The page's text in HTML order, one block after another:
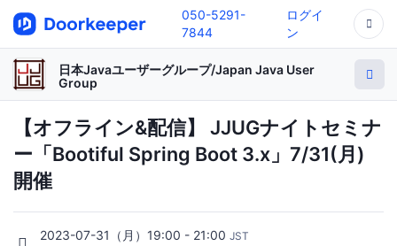
050-5291-
7844
ログイ
ン
日本Javaユーザーグループ/Japan Java User
Group
【オフライン&配信】 JJUGナイトセミナ
ー「Bootiful Spring Boot 3.x」7/31(月)
開催
2023-07-31（月）19:00 - 21:00 JST